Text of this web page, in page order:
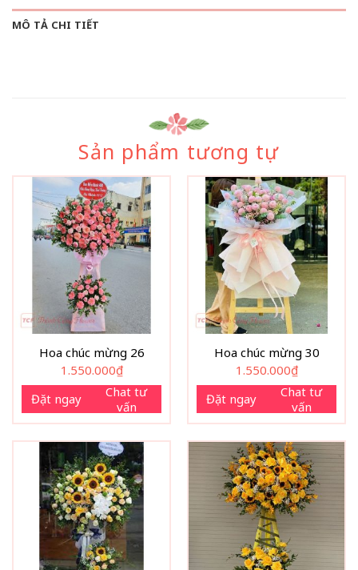
MÔ TẢ CHI TIẾT
Sản phẩm tương tự
Hoa chúc mừng 26
1.550.000₫
Đặt ngay
Chat tư
vấn
Hoa chúc mừng 30
1.550.000₫
Đặt ngay
Chat tư
vấn